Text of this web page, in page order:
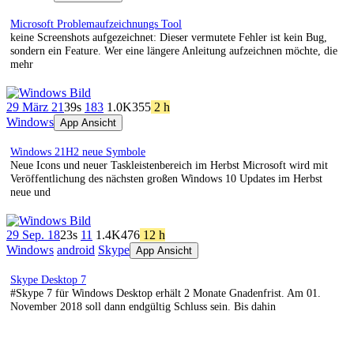
Microsoft Problemaufzeichnungs Tool
keine Screenshots aufgezeichnet: Dieser vermutete Fehler ist kein Bug,
sondern ein Feature. Wer eine längere Anleitung aufzeichnen möchte, die
mehr
29 März 2139s 183 1.0K355 2 h
Windows App Ansicht
Windows 21H2 neue Symbole
Neue Icons und neuer Taskleistenbereich im Herbst Microsoft wird mit
Veröffentlichung des nächsten großen Windows 10 Updates im Herbst
neue und
29 Sep. 1823s 11 1.4K476 12 h
Windows android Skype App Ansicht
Skype Desktop 7
#Skype 7 für Windows Desktop erhält 2 Monate Gnadenfrist. Am 01.
November 2018 soll dann endgültig Schluss sein. Bis dahin